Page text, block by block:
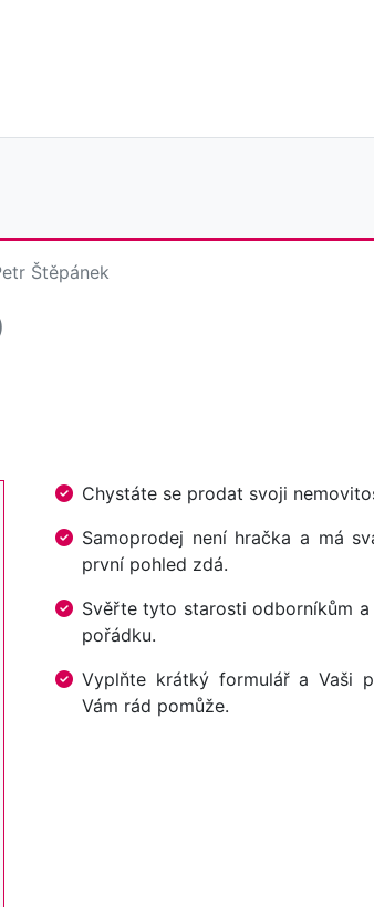
Štěpánek
Chystáte se prodat svoji
Samoprodej není hračka a má
první pohled zdá.
Svěřte tyto starosti odborníkům
pořádku.
Vyplňte krátký formulář a Vaši
Vám rád pomůže.